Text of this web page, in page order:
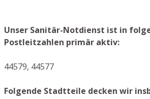
Unser Sanitär-Notdienst ist in
Postleitzahlen primär aktiv:
44579, 44577
Folgende Stadtteile decken wir